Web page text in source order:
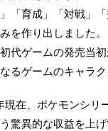
」「育成」「対戦」
を作り出しました。
代ゲームの発売当
るゲームのキャラ
現在、ポケモンシリ
驚異的な収益を上げ